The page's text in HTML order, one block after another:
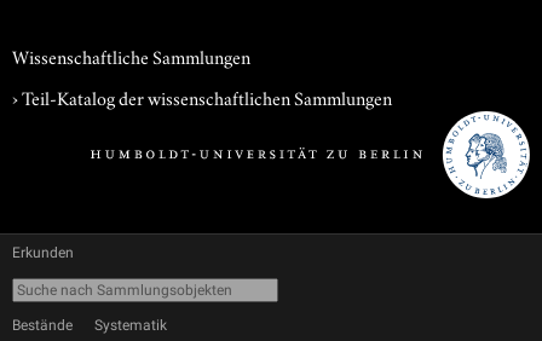
Wissenschaftliche Sammlungen
› Teil-Katalog der wissenschaftlichen Sammlungen
Erkunden
Bestände Systematik